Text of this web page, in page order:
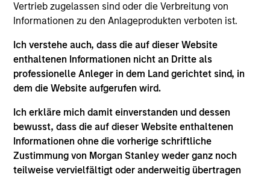
Vertrieb zugelassen sind oder die Verbreitung von
Informationen zu den Anlageprodukten verboten ist.
Ich verstehe auch, dass die auf dieser Website
enthaltenen Informationen nicht an Dritte als
professionelle Anleger in dem Land gerichtet sind, in
dem die Website aufgerufen wird.
Ich erkläre mich damit einverstanden und dessen
bewusst, dass die auf dieser Website enthaltenen
Informationen ohne die vorherige schriftliche
Zustimmung von Morgan Stanley weder ganz noch
teilweise vervielfältigt oder anderweitig übertragen
Differentiators
1